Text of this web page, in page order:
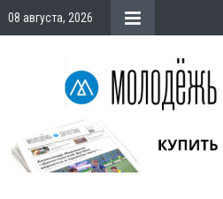
08 августа, 2026